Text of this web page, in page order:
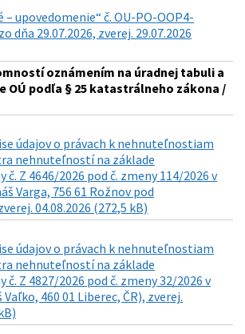
– upovedomenie“ č. OU-PO-OOP4-
dňa 29.07.2026, zverej. 29.07.2026
oznámením na úradnej tabuli a
OÚ podľa § 25 katastrálneho zákona /
údajov o právach k nehnuteľnostiam
nehnuteľností na základe
Z 4646/2026 pod č. zmeny 114/2026 v
Varga, 756 61 Rožnov pod
04.08.2026 (272,5 kB)
údajov o právach k nehnuteľnostiam
nehnuteľností na základe
Z 4827/2026 pod č. zmeny 32/2026 v
460 01 Liberec, ČR), zverej.